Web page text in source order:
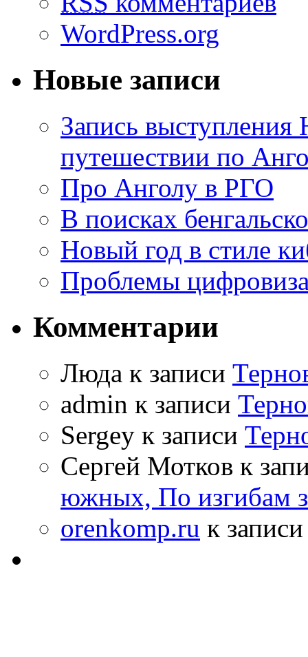
WordPress.org
Новые записи
Запись
путешествии по
Про Анголу в РГО
В поисках
Новый год в стиле
Проблемы
Комментарии
Люда к записи
admin к записи
Sergey к записи
Сергей Мотков к
южных, По изгибам
orenkomp.ru к